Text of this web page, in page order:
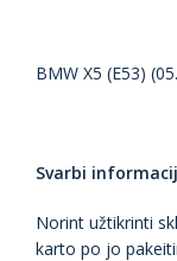
BMW X5 (E53)
Svarbi
Norint užtikrinti
karto po jo